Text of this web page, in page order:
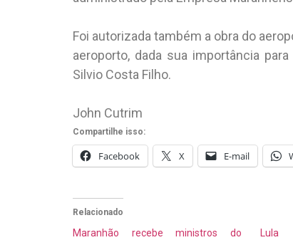
Foi autorizada também a obra do
aeroporto, dada sua importância
Silvio Costa Filho.
John Cutrim
Compartilhe isso:
Facebook X E-mail
Relacionado
Maranhão recebe ministros do
Lula